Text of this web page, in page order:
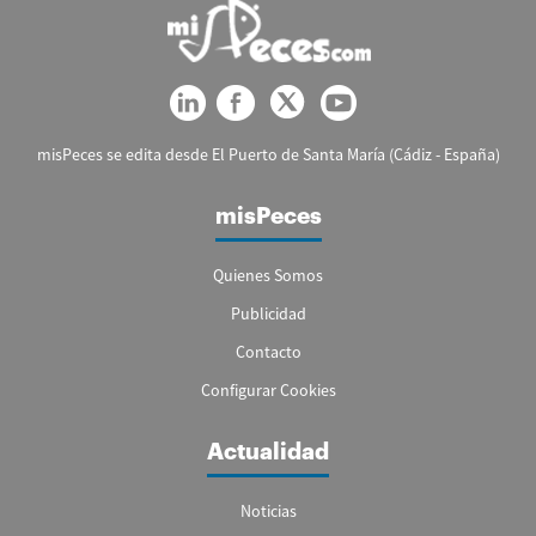
misPeces se edita desde El Puerto de Santa María (Cádiz - España)
misPeces
Quienes Somos
Publicidad
Contacto
Configurar Cookies
Actualidad
Noticias